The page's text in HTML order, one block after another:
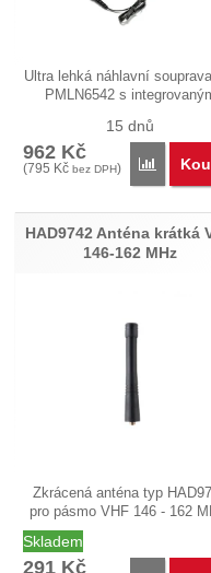
Ultra lehká náhlavní
PMLN6542 s
15 dnů
962 Kč
(795 Kč bez DPH) Přidat
HAD9742 Anténa krátká
146-162 MHz
Zkrácená anténa typ
pro pásmo VHF 146 - 162
Skladem
291 Kč